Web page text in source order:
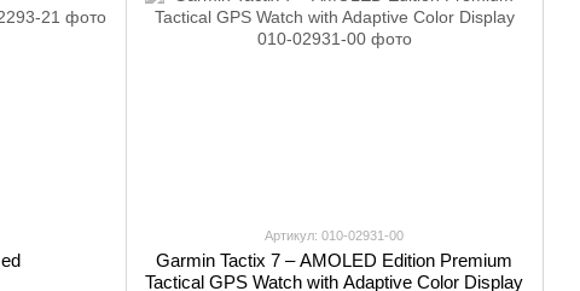
Артикул: 010-02931-00
Garmin Tactix 7 – AMOLED Edition Premium
Tactical GPS Watch with Adaptive Color Display